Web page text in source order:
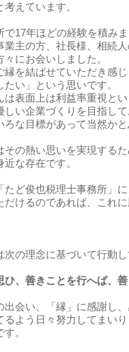
えています。
17年ほどの経験を積みま
主の方、社長様、相続
にお会いしました。
を結ばせていただき感
い」という思いです。
表面上は利益率重視と
しい企業づくりを目指して
ろな目標があって当然かと
の熱い思いを実現する
な存在です。
ど俊也税理士事務所」
だけるのであれば、これに
の理念に基づいて行動し
、善きことを行へば、
会い、「縁」に感謝し
るよう日々努力してまい
。